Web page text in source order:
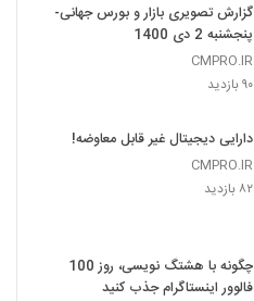
گزارش تصویری بازار و بورس جهانی-
پنجشنبه 2 دی 1400
CMPRO.IR
۹۰ بازدید
دارایی دیجیتال غیر قابل معاوضه!
CMPRO.IR
۸۲ بازدید
چگونه با هشتگ نویسی، روز 100
فالوور اینستاگرام جذب کنید